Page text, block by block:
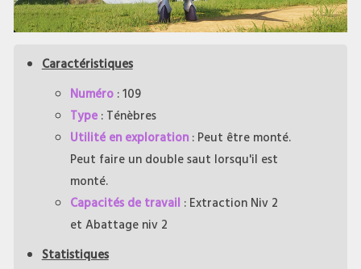
Caractéristiques
Numéro : 109
Type : Ténèbres
Utilité en exploration: Peut être monté.
Peut faire un double saut lorsqu'il est
monté.
Capacités de travail : Extraction Niv 2
et Abattage niv 2
Statistiques